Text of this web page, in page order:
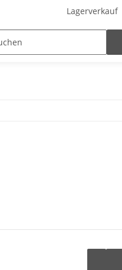
Lagerverkauf
Kinder